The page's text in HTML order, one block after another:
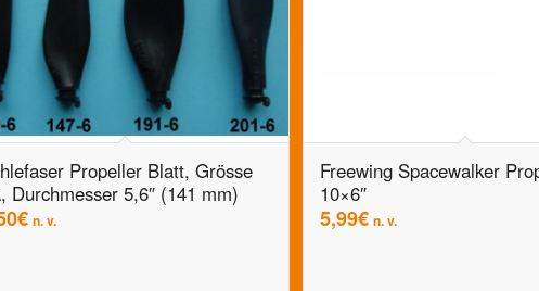
Propeller Blatt, Grösse
Durchmesser 5,6″ (141 mm)
€ n. v.
Freewing Spacewalker
10×6″
5,99€ n. v.